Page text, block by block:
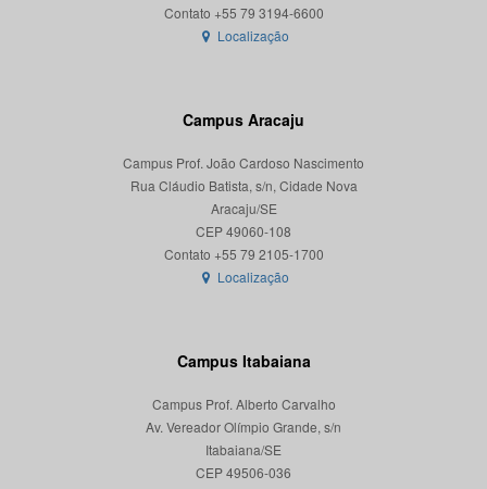
Localização
Campus Aracaju
Campus Prof. João Cardoso Nascimento
Rua Cláudio Batista, s/n, Cidade Nova
Aracaju/SE
CEP 49060-108
Localização
Campus Itabaiana
Campus Prof. Alberto Carvalho
Av. Vereador Olímpio Grande, s/n
Itabaiana/SE
CEP 49506-036